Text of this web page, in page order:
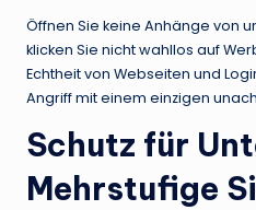
Öffnen Sie keine Anhänge von
klicken Sie nicht wahllos auf
Echtheit von Webseiten und
Angriff mit einem einzigen
Schutz für
Mehrstufige